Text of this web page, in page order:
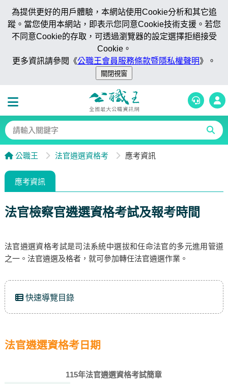
為提供更好的用戶體驗，本網站使用Cookie分析和其它追
蹤。當您使用本網站，即表示您同意Cookie技術支援。若您
不同意Cookie的存取，可透過瀏覽器的設定選擇拒絕接受
Cookie。
更多資訊請參閱《公職王會員服務條款暨隱私權聲明》。
公職王 法官遴選資格考 應考資訊
應考資訊
法官檢察官遴選資格考試及報考時間
法官遴選資格考試是司法系統中選拔和任命法官的多元進用管道
之一。法官遴選及格者，就可參加轉任法官遴選作業。
快速導覽目錄
法官遴選資格考日期
115年法官遴選資格考試簡章